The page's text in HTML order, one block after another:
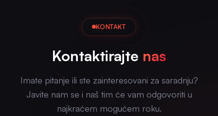
KONTAKT
Kontaktirajte nas
Imate pitanje ili ste zainteresovani za saradnju?
Javite nam se i naš tim će vam odgovoriti u
najkraćem mogućem roku.